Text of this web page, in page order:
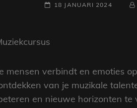
GEPLAATST
18 JANUARI 2024
mensen verbindt en emoties
van je muzikale
en nieuwe horizonten te